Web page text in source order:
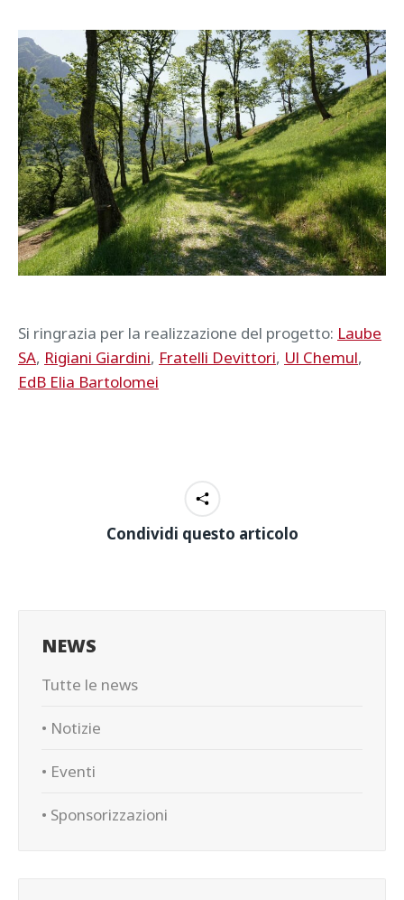
Si ringrazia per la realizzazione del progetto: Laube
SA, Rigiani Giardini, Fratelli Devittori, Ul Chemul,
EdB Elia Bartolomei
Condividi questo articolo
NEWS
Tutte le news
• Notizie
• Eventi
• Sponsorizzazioni